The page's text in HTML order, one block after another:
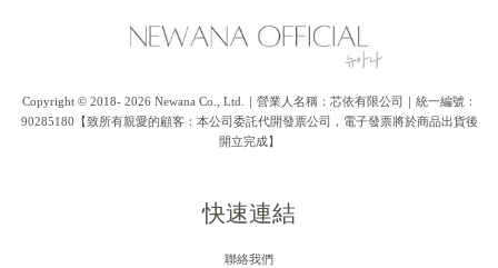
Copyright © 2018- 2026 Newana Co., Ltd.｜營業人名稱：芯依有限公司｜統一編號：
90285180【致所有親愛的顧客：本公司委託代開發票公司，電子發票將於商品出貨後
開立完成】
快速連結
聯絡我們